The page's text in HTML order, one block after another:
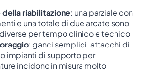
della riabilitazione: una parziale con
e una totale di due arcate sono
per tempo clinico e tecnico
: ganci semplici, attacchi di
impianti di supporto per
incidono in misura molto